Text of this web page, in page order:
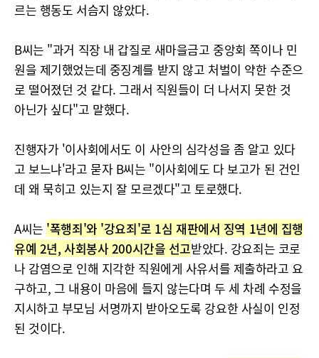
르는 행동도 서슴지 않았다.
B씨는 "과거 직장 내 갑질로 새마을금고 중앙회 쪽이나 민
원을 제기했었는데 중징계를 받지 않고 처벌이 약한 수준으
로 떨어졌던 것 같다. 그래서 직원들이 더 나서지 못한 것
아닌가 싶다"고 말했다.
진행자가 '이사회에서도 이 사안의 심각성을 좀 알고 있다
고 보느냐'라고 묻자 B씨는 "이사회에도 다 보고가 된 건인
데 왜 묵히고 있는지 잘 모르겠다"고 토로했다.
A씨는 '폭행죄'와 '강요죄'로 1심 재판에서 징역 1년에 집행
유예 2년, 사회봉사 200시간을 선고받았다. 강요죄는 코로
나 감염으로 인해 지각한 직원에게 사유서를 제출하라고 요
구하고, 그 내용이 마음에 들지 않는다며 두 세 차례 수정을
지시하고 부모님 서명까지 받아오도록 강요한 사실이 인정
된 것이다.